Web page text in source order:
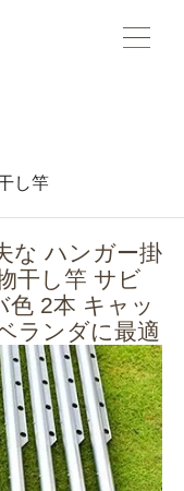
物干し専門店さくら
デザインされた物干
。
し竿
な ハンガー掛
干し竿 サビ
2本 キャッ
ランダに最適